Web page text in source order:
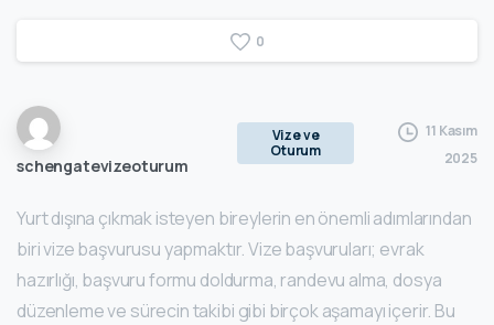
0
schengatevizeoturum
Vize ve
Oturum
11 Kasım
2025
Yurt dışına çıkmak isteyen bireylerin en önemli adımlarından
biri vize başvurusu yapmaktır. Vize başvuruları; evrak
hazırlığı, başvuru formu doldurma, randevu alma, dosya
düzenleme ve sürecin takibi gibi birçok aşamayı içerir. Bu